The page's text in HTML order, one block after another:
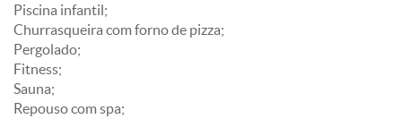
Piscina infantil;
Churrasqueira com forno de pizza;
Pergolado;
Fitness;
Sauna;
Repouso com spa;